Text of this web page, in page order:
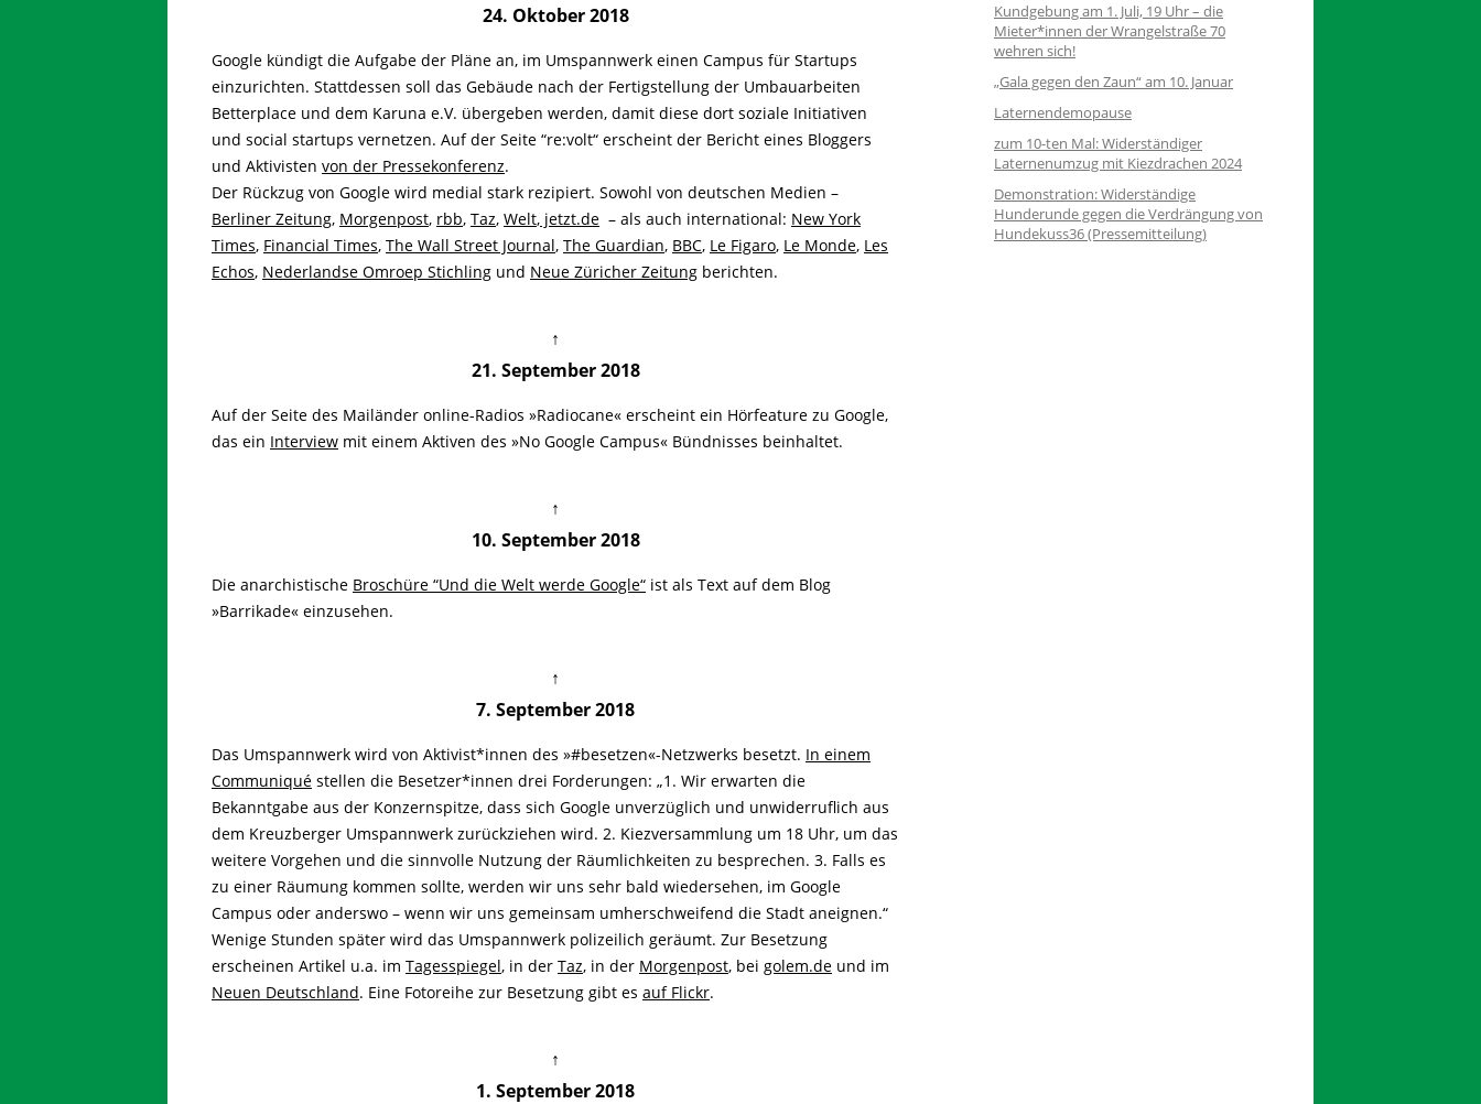
24. Oktober 2018
Google kündigt die Aufgabe der Pläne an, im Umspannwerk einen Campus für Startups
einzurichten. Stattdessen soll das Gebäude nach der Fertigstellung der Umbauarbeiten
Betterplace und dem Karuna e.V. übergeben werden, damit diese dort soziale Initiativen
und social startups vernetzen. Auf der Seite “re:volt“ erscheint der Bericht eines Bloggers
und Aktivisten von der Pressekonferenz.
Der Rückzug von Google wird medial stark rezipiert. Sowohl von deutschen Medien –
Berliner Zeitung, Morgenpost, rbb, Taz, Welt, jetzt.de – als auch international: New York
Times, Financial Times, The Wall Street Journal, The Guardian, BBC, Le Figaro, Le Monde, Les
Echos, Nederlandse Omroep Stichling und Neue Züricher Zeitung berichten.
↑
21. September 2018
Auf der Seite des Mailänder online-Radios »Radiocane« erscheint ein Hörfeature zu Google,
das ein Interview mit einem Aktiven des »No Google Campus« Bündnisses beinhaltet.
↑
10. September 2018
Die anarchistische Broschüre “Und die Welt werde Google“ ist als Text auf dem Blog
»Barrikade« einzusehen.
↑
7. September 2018
Das Umspannwerk wird von Aktivist*innen des »#besetzen«-Netzwerks besetzt. In einem
Communiqué stellen die Besetzer*innen drei Forderungen: „1. Wir erwarten die
Bekanntgabe aus der Konzernspitze, dass sich Google unverzüglich und unwiderruflich aus
dem Kreuzberger Umspannwerk zurückziehen wird. 2. Kiezversammlung um 18 Uhr, um das
weitere Vorgehen und die sinnvolle Nutzung der Räumlichkeiten zu besprechen. 3. Falls es
zu einer Räumung kommen sollte, werden wir uns sehr bald wiedersehen, im Google
Campus oder anderswo – wenn wir uns gemeinsam umherschweifend die Stadt aneignen.“
Wenige Stunden später wird das Umspannwerk polizeilich geräumt. Zur Besetzung
erscheinen Artikel u.a. im Tagesspiegel, in der Taz, in der Morgenpost, bei golem.de und im
Neuen Deutschland. Eine Fotoreihe zur Besetzung gibt es auf Flickr.
↑
1. September 2018
Kundgebung am 1. Juli, 19 Uhr – die
Mieter*innen der Wrangelstraße 70
wehren sich!
„Gala gegen den Zaun“ am 10. Januar
Laternendemopause
zum 10-ten Mal: Widerständiger
Laternenumzug mit Kiezdrachen 2024
Demonstration: Widerständige
Hunderunde gegen die Verdrängung von
Hundekuss36 (Pressemitteilung)